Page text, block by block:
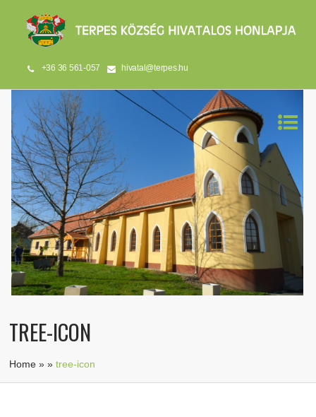
+36 36 561-057 hivatal@terpes.hu
TREE-ICON
Home »»tree-icon